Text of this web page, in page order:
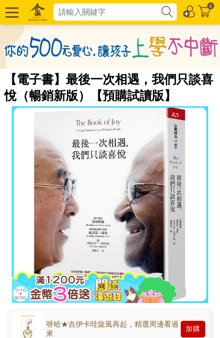
0
【電子書】最後一次相遇，我們只談喜
悅（暢銷新版）【預購試讀版】
呀哈★吉伊卡哇旋風再起，精選周邊看過
來
加購